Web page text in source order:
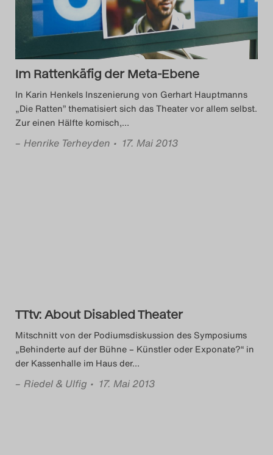
Im Rattenkäfig der Meta-Ebene
In Karin Henkels Inszenierung von Gerhart Hauptmanns
„Die Ratten” thematisiert sich das Theater vor allem selbst.
Zur einen Hälfte komisch,…
– Henrike Terheyden • 17. Mai 2013
TTtv: About Disabled Theater
Mitschnitt von der Podiumsdiskussion des Symposiums
„Behinderte auf der Bühne – Künstler oder Exponate?“ in
der Kassenhalle im Haus der…
– Riedel & Ulfig • 17. Mai 2013